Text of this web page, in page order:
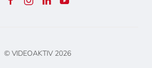
© VIDEOAKTIV 2026